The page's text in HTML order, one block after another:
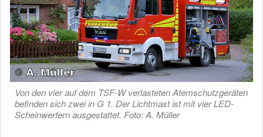
Von den vier auf dem TSF-W verlasteten Atemschutzgeräten
befinden sich zwei in G 1. Der Lichtmast ist mit vier LED-
Scheinwerfern ausgestattet. Foto: A. Müller